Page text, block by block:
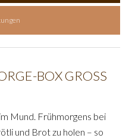
BOX GROSS
Mund. Frühmorgens bei
und Brot zu holen – so